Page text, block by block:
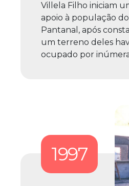
Villela Filho iniciam
apoio à população
Pantanal, após
um terreno deles
ocupado por
1997